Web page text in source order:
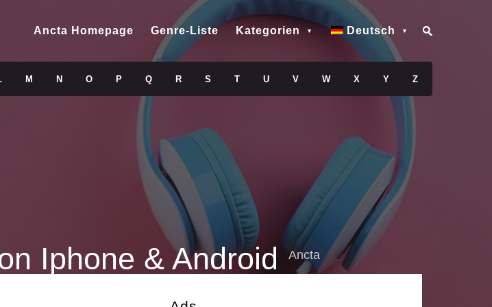
Ancta Homepage Genre-Liste Kategorien Deutsch
M N O P Q R S T U V W X Y Z
Iphone & Android Ancta